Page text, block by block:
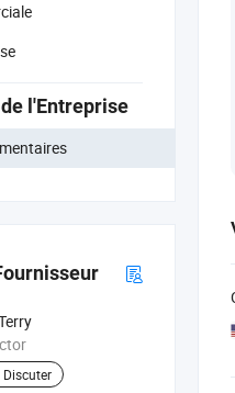
l'Entreprise
Discuter